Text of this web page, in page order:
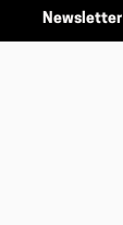
Newsletter